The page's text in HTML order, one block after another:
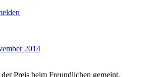
2014
Preis beim Freundlichen gemeint.